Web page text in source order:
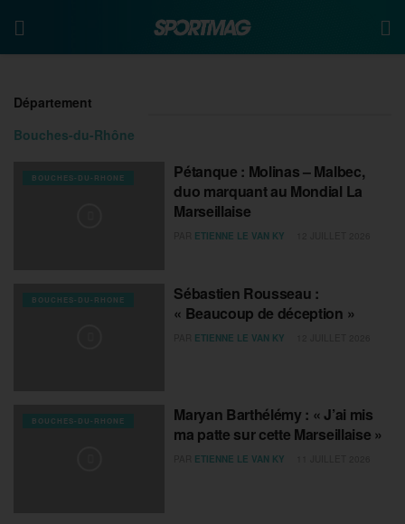
Département
Bouches-du-Rhône
BOUCHES-DU-RHONE
Pétanque : Molinas – Malbec,
duo marquant au Mondial La
Marseillaise
ETIENNE LE VAN KY
BOUCHES-DU-RHONE
Sébastien Rousseau :
« Beaucoup de déception »
ETIENNE LE VAN KY
BOUCHES-DU-RHONE
Maryan Barthélémy : « J’ai mis
ma patte sur cette Marseillaise »
ETIENNE LE VAN KY